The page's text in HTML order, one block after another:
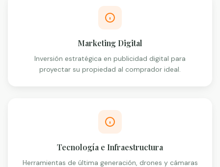
Marketing Digital
Inversión estratégica en publicidad digital para
proyectar su propiedad al comprador ideal.
Tecnología e Infraestructura
Herramientas de última generación, drones y cámaras